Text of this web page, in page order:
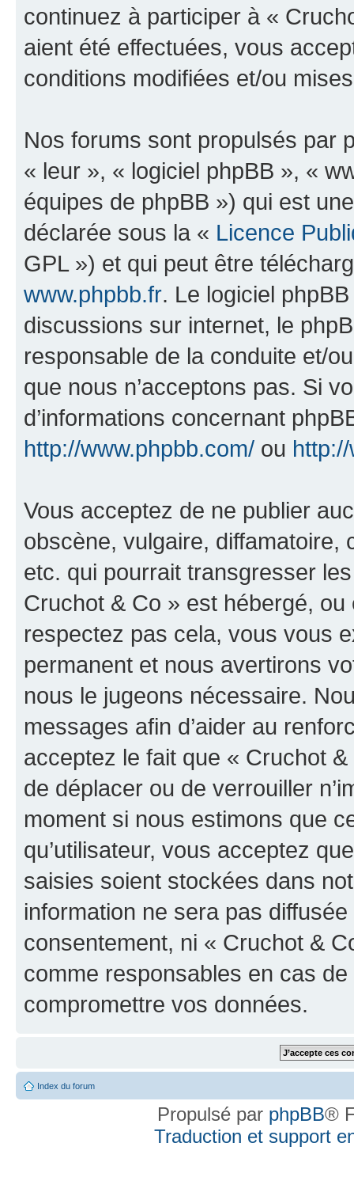
continuez à participer à «
aient été effectuées, vous
conditions modifiées et/ou
Nos forums sont propulsés par
« leur », « logiciel phpBB », «
équipes de phpBB ») qui est
déclarée sous la « Licence
GPL ») et qui peut être
www.phpbb.fr. Le logiciel
discussions sur internet, le
responsable de la conduite et/
que nous n’acceptons pas. Si
d’informations concernant
http://www.phpbb.com/ ou
Vous acceptez de ne publier
obscène, vulgaire, diffamatoire,
etc. qui pourrait transgresser
Cruchot & Co » est hébergé,
respectez pas cela, vous vous
permanent et nous avertirons
nous le jugeons nécessaire.
messages afin d’aider au
acceptez le fait que « Cruchot
de déplacer ou de verrouiller
moment si nous estimons que
qu’utilisateur, vous acceptez
saisies soient stockées dans
information ne sera pas
consentement, ni « Cruchot &
comme responsables en cas
compromettre vos données.
Index du forum
Propulsé par phpBB®
Traduction et support